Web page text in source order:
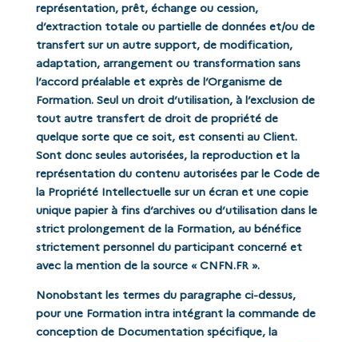
représentation, prêt, échange ou cession,
d’extraction totale ou partielle de données et/ou de
transfert sur un autre support, de modification,
adaptation, arrangement ou transformation sans
l’accord préalable et exprès de l’Organisme de
Formation. Seul un droit d’utilisation, à l’exclusion de
tout autre transfert de droit de propriété de
quelque sorte que ce soit, est consenti au Client.
Sont donc seules autorisées, la reproduction et la
représentation du contenu autorisées par le Code de
la Propriété Intellectuelle sur un écran et une copie
unique papier à fins d’archives ou d’utilisation dans le
strict prolongement de la Formation, au bénéfice
strictement personnel du participant concerné et
avec la mention de la source « CNFN.FR ».
Nonobstant les termes du paragraphe ci-dessus,
pour une Formation intra intégrant la commande de
conception de Documentation spécifique, la